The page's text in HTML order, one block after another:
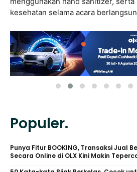
kesehatan selama acara
Populer.
Punya Fitur BOOKING, Transaksi Jual
Secara Online di OLX Kini Makin